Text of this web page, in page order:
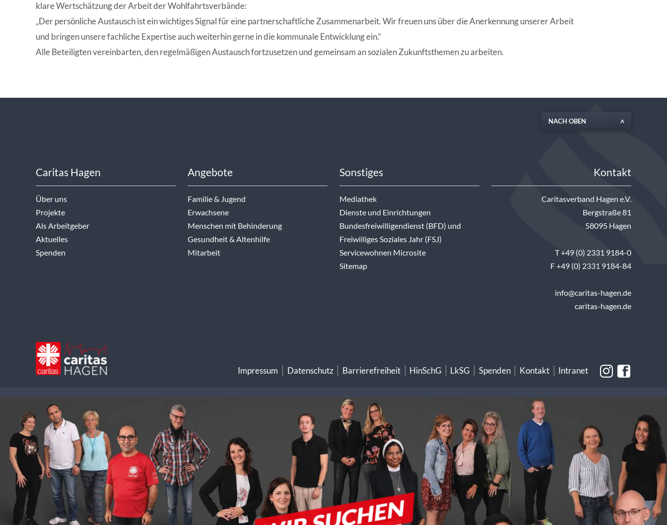
klare Wertschätzung der Arbeit der Wohlfahrtsverbände:
„Der persönliche Austausch ist ein wichtiges Signal für eine partnerschaftliche Zusammenarbeit. Wir freuen uns über die Anerkennung unserer Arbeit
und bringen unsere fachliche Expertise auch weiterhin gerne in die kommunale Entwicklung ein.“
Alle Beteiligten vereinbarten, den regelmäßigen Austausch fortzusetzen und gemeinsam an sozialen Zukunftsthemen zu arbeiten.
NACH OBEN
Caritas Hagen
Über uns
Projekte
Als Arbeitgeber
Aktuelles
Spenden
Angebote
Familie & Jugend
Erwachsene
Menschen mit Behinderung
Gesundheit & Altenhilfe
Mitarbeit
Sonstiges
Mediathek
Dienste und Einrichtungen
Bundesfreiwilligendienst (BFD) und
Freiwilliges Soziales Jahr (FSJ)
Servicewohnen Microsite
Sitemap
Kontakt
Caritasverband Hagen e.V.
Bergstraße 81
58095 Hagen
T +49 (0) 2331 9184-0
F +49 (0) 2331 9184-84
info@caritas-hagen.de
caritas-hagen.de
Impressum Datenschutz Barrierefreiheit HinSchG LkSG Spenden Kontakt Intranet